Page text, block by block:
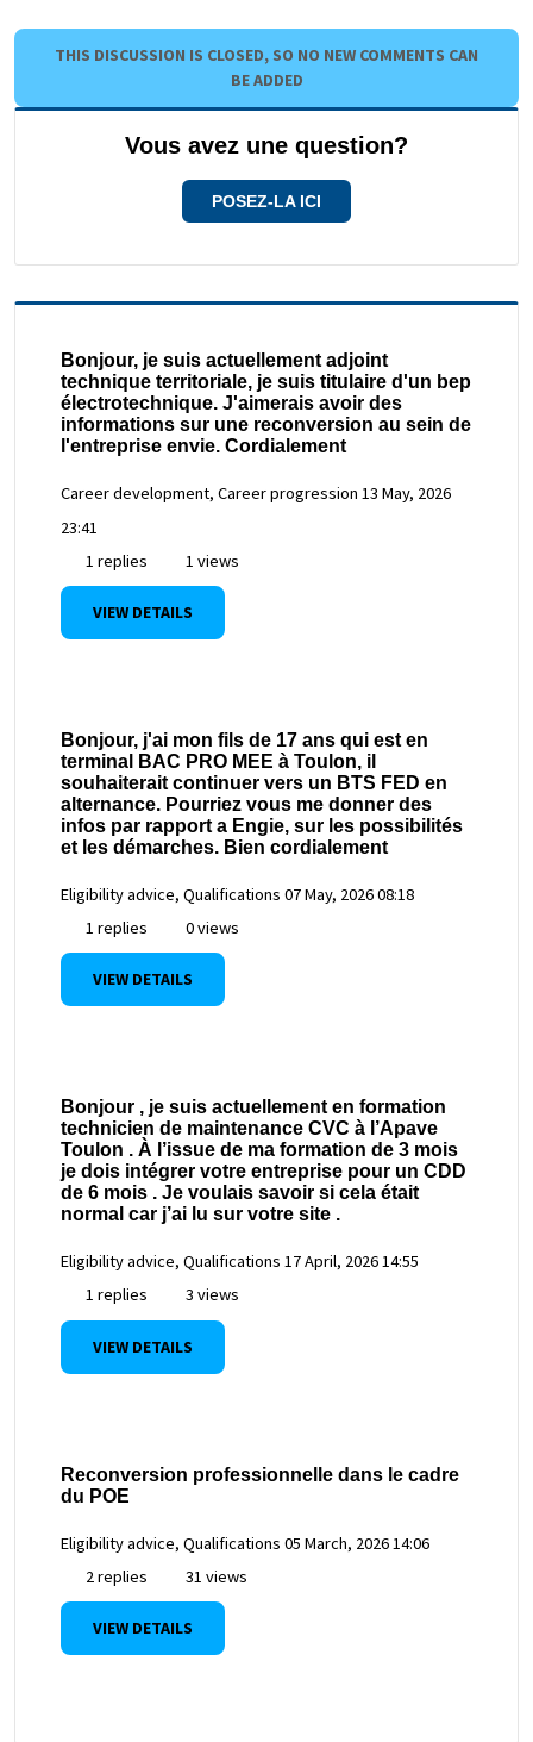
THIS DISCUSSION IS CLOSED, SO NO NEW COMMENTS CAN
BE ADDED
Vous avez une question?
POSEZ-LA ICI
Bonjour, je suis actuellement adjoint
technique territoriale, je suis titulaire d'un bep
électrotechnique. J'aimerais avoir des
informations sur une reconversion au sein de
l'entreprise envie. Cordialement
Career development, Career progression 13 May, 2026
23:41
1 replies
1 views
VIEW DETAILS
Bonjour, j'ai mon fils de 17 ans qui est en
terminal BAC PRO MEE à Toulon, il
souhaiterait continuer vers un BTS FED en
alternance. Pourriez vous me donner des
infos par rapport a Engie, sur les possibilités
et les démarches. Bien cordialement
Eligibility advice, Qualifications 07 May, 2026 08:18
1 replies
0 views
VIEW DETAILS
Bonjour , je suis actuellement en formation
technicien de maintenance CVC à l’Apave
Toulon . À l’issue de ma formation de 3 mois
je dois intégrer votre entreprise pour un CDD
de 6 mois . Je voulais savoir si cela était
normal car j’ai lu sur votre site .
Eligibility advice, Qualifications 17 April, 2026 14:55
1 replies
3 views
VIEW DETAILS
Reconversion professionnelle dans le cadre
du POE
Eligibility advice, Qualifications 05 March, 2026 14:06
2 replies
31 views
VIEW DETAILS